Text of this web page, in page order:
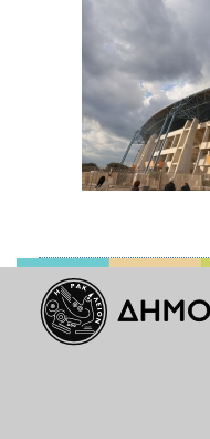
2013
2012
2011
2010
2006
ΔΗΜΟΤΗΣ
ΕΠΙΣΚΕΠΤΗΣ